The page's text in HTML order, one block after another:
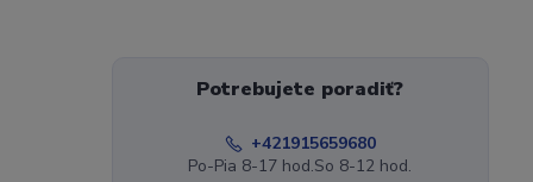
Potrebujete poradiť?
+421915659680
Po-Pia 8-17 hod.So 8-12 hod.